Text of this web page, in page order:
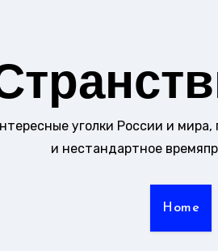
уголки России и
и нестандартное
Home